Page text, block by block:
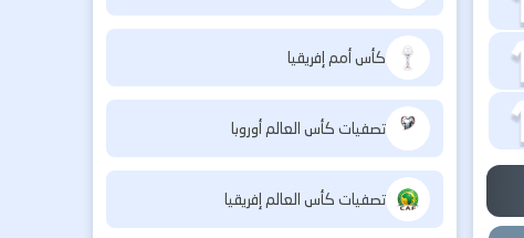
كأس أمم إفريقيا
تصفيات كأس العالم أوروبا
تصفيات كأس العالم إفريقيا